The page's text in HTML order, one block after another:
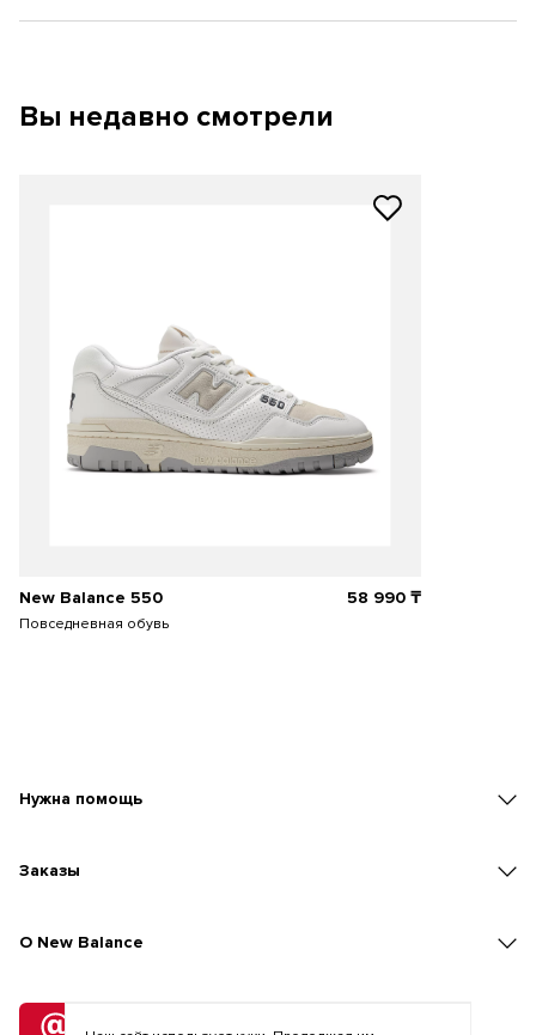
Вы недавно смотрели
New Balance 550
Повседневная обувь
58 990₸
Нужна помощь
Заказы
O New Balance